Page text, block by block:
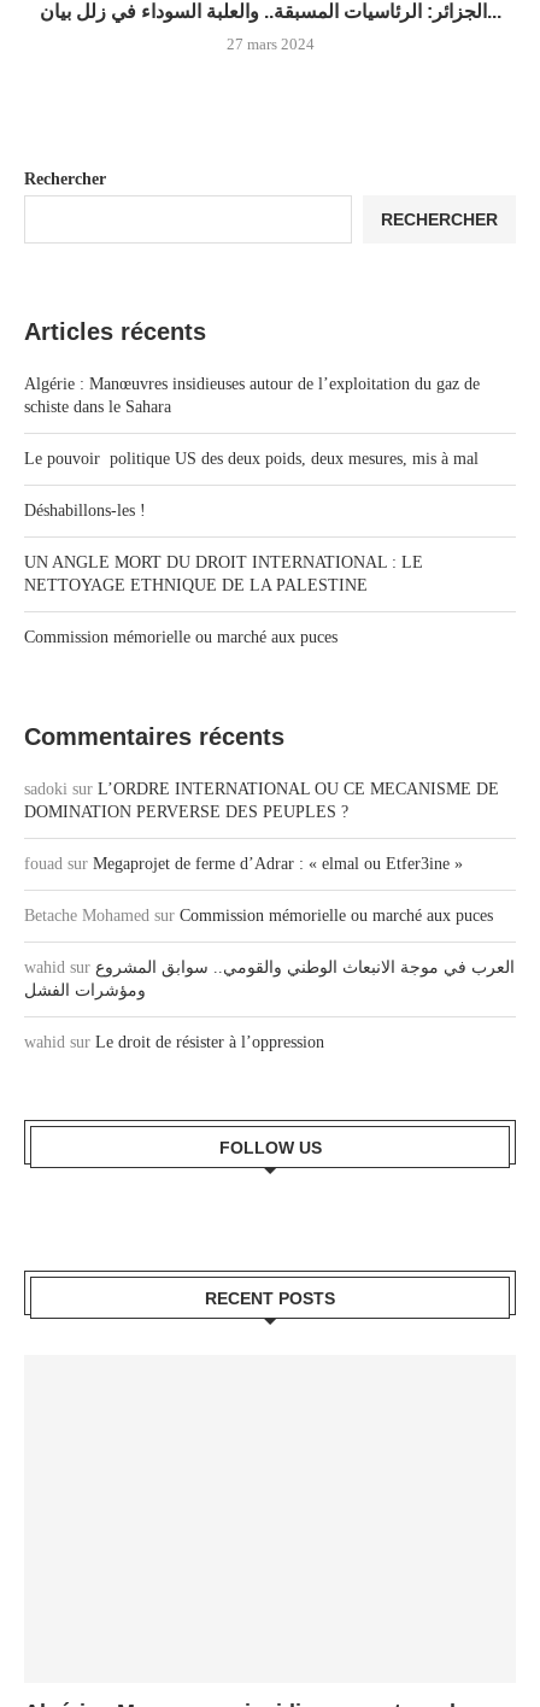
الجزائر: الرئاسيات المسبقة.. والعلبة السوداء في زلل بيان...
27 mars 2024
Rechercher
RECHERCHER
Articles récents
Algérie : Manœuvres insidieuses autour de l’exploitation du gaz de
schiste dans le Sahara
Le pouvoir politique US des deux poids, deux mesures, mis à mal
Déshabillons-les !
UN ANGLE MORT DU DROIT INTERNATIONAL : LE
NETTOYAGE ETHNIQUE DE LA PALESTINE
Commission mémorielle ou marché aux puces
Commentaires récents
sadoki sur L’ORDRE INTERNATIONAL OU CE MECANISME DE
DOMINATION PERVERSE DES PEUPLES ?
fouad sur Megaprojet de ferme d’Adrar : « elmal ou Etfer3ine »
Betache Mohamed sur Commission mémorielle ou marché aux puces
wahid sur العرب في موجة الانبعاث الوطني والقومي.. سوابق المشروع
ومؤشرات الفشل
wahid sur Le droit de résister à l’oppression
FOLLOW US
RECENT POSTS